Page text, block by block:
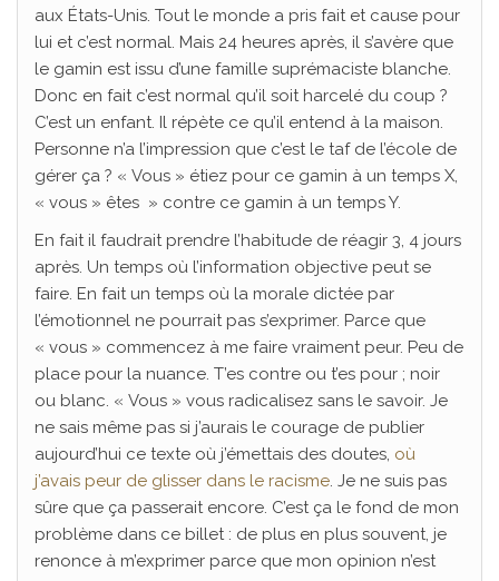
aux États-Unis. Tout le monde a pris fait et cause pour
lui et c’est normal. Mais 24 heures après, il s’avère que
le gamin est issu d’une famille suprémaciste blanche.
Donc en fait c’est normal qu’il soit harcelé du coup ?
C’est un enfant. Il répète ce qu’il entend à la maison.
Personne n’a l’impression que c’est le taf de l’école de
gérer ça ? « Vous » étiez pour ce gamin à un temps X,
« vous » êtes » contre ce gamin à un temps Y.
En fait il faudrait prendre l’habitude de réagir 3, 4 jours
après. Un temps où l’information objective peut se
faire. En fait un temps où la morale dictée par
l’émotionnel ne pourrait pas s’exprimer. Parce que
« vous » commencez à me faire vraiment peur. Peu de
place pour la nuance. T’es contre ou t’es pour ; noir
ou blanc. « Vous » vous radicalisez sans le savoir. Je
ne sais même pas si j’aurais le courage de publier
aujourd’hui ce texte où j’émettais des doutes, où
j’avais peur de glisser dans le racisme . Je ne suis pas
sûre que ça passerait encore. C’est ça le fond de mon
problème dans ce billet : de plus en plus souvent, je
renonce à m’exprimer parce que mon opinion n’est